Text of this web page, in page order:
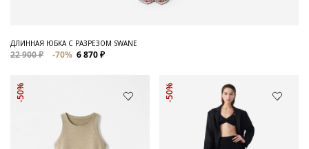
ДЛИННАЯ ЮБКА С РАЗРЕЗОМ SWANE
22 900 ₽ -70% 6 870 ₽
-50% -50%